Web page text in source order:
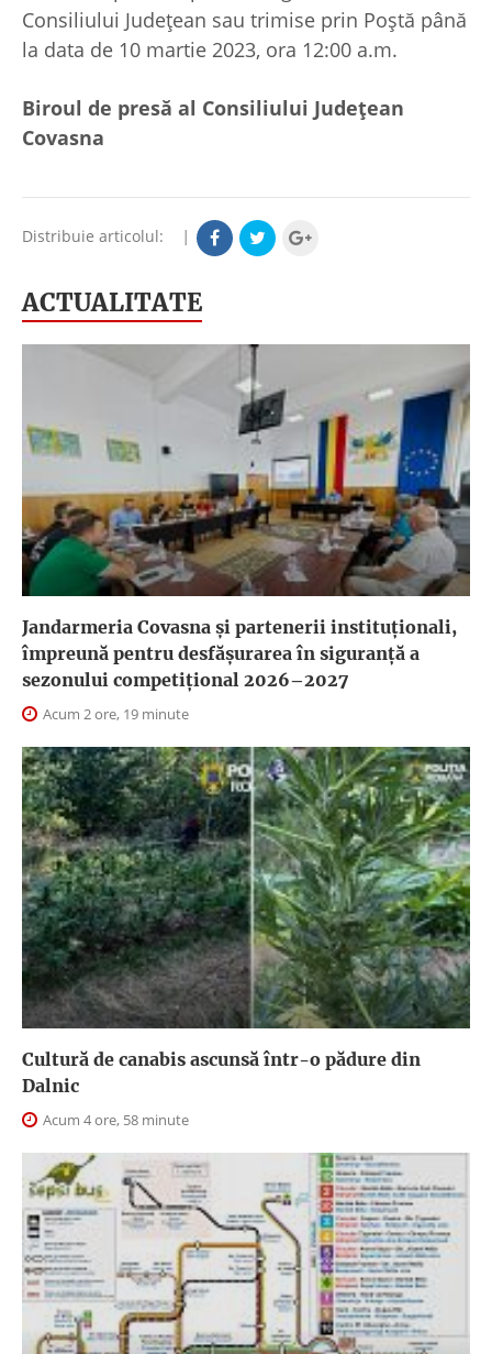
Consiliului Județean sau trimise prin Poștă până
la data de 10 martie 2023, ora 12:00 a.m.
Biroul de presă al Consiliului Județean
Covasna
Distribuie articolul: |
ACTUALITATE
Jandarmeria Covasna și partenerii instituționali,
împreună pentru desfășurarea în siguranță a
sezonului competițional 2026–2027
Acum 2 ore, 19 minute
Cultură de canabis ascunsă într-o pădure din
Dalnic
Acum 4 ore, 58 minute